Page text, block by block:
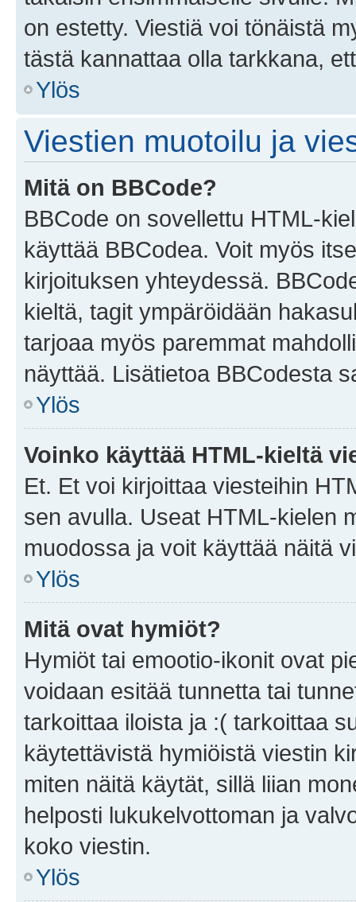
on estetty. Viestiä voi tönäistä
tästä kannattaa olla tarkkana,
Ylös
Viestien muotoilu ja
Mitä on BBCode?
BBCode on sovellettu HTML-
käyttää BBCodea. Voit myös
kirjoituksen yhteydessä.
kieltä, tagit ympäröidään
tarjoaa myös paremmat
näyttää. Lisätietoa BBCodesta
Ylös
Voinko käyttää HTML-kieltä
Et. Et voi kirjoittaa viesteihin
sen avulla. Useat HTML-kielen
muodossa ja voit käyttää näitä
Ylös
Mitä ovat hymiöt?
Hymiöt tai emootio-ikonit ovat
voidaan esitää tunnetta tai
tarkoittaa iloista ja :( tarkoittaa
käytettävistä hymiöistä viestin
miten näitä käytät, sillä liian
helposti lukukelvottoman ja
koko viestin.
Ylös